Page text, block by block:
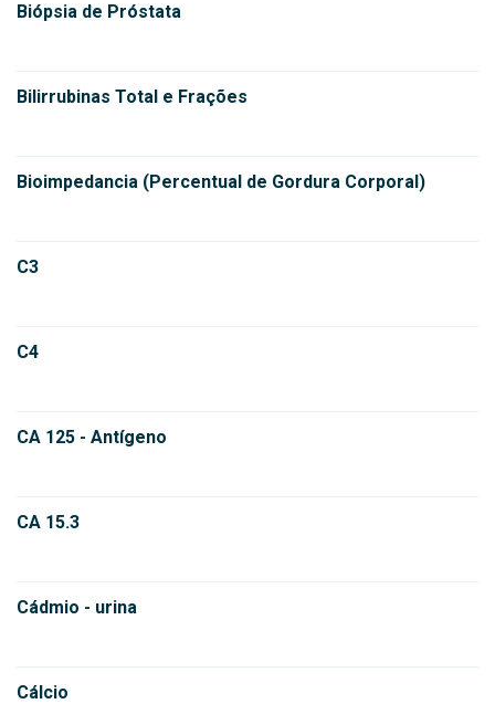
Biópsia de Próstata
Bilirrubinas Total e Frações
Bioimpedancia (Percentual de Gordura Corporal)
C3
C4
CA 125 - Antígeno
CA 15.3
Cádmio - urina
Cálcio